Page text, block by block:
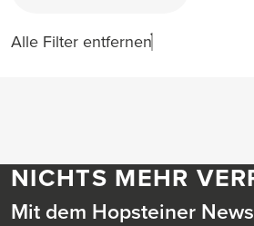
Alle Filter entfernen
NICHTS MEHR
Mit dem Hopsteiner